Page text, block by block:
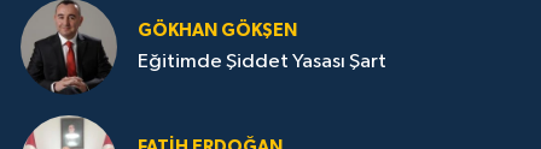
GÖKHAN GÖKŞEN
Eğitimde Şiddet Yasası Şart